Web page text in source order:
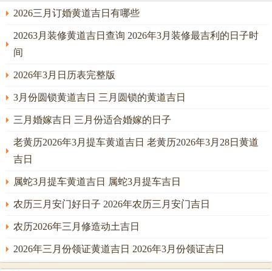
未三合木局（虽未至，但有合意），木气大增，反生丁火；
挂匾、祭祀，祈福、开光，入宅、移徙，安床、动土，上
恐泄身太过。
阳历3月16日，农历正月廿八，己丑日。己丑日，己土卑湿，
丑土湿泥，可纳炎火，化燥为润；己土为月干辛金之印星，
主有长辈庇护，文书有利；丑为金库，亦为月支卯木之偏
财，主有意外之财入手。宜嫁娶，祭祀、开光，祈福、求
但丑土冲未，未为月令卯木之库，库开则木动，故忌合帐，
开市、安葬，恐合作生变。
阳历3月18日，农历正月三十，辛卯日；辛卯日，天干辛金坐
卯木绝地，双辛透干，一乙坐支，形成金木交战之势；好在
月令在卯，木气强盛，金虽无力，却能雕木成器；此日主经
2026三月订婚黄道吉日有哪些
20263月装修黄道吉日查询 2026年3月装修最吉利的日子时
间
2026年3月日历表完整版
3月份圆锁黄道吉日 三月圆锁的黄道吉日
三月婚嫁吉日 三月份适合婚嫁的日子
老黄历2026年3月提车黄道吉日 老黄历2026年3月28日黄道
吉日
属蛇3月提车黄道吉日 属蛇3月提车吉日
农历三月安门好日子 2026年农历三月安门吉日
农历2026年三月修造动土吉日
2026年三月份领证黄道吉日 2026年3月份领证吉日